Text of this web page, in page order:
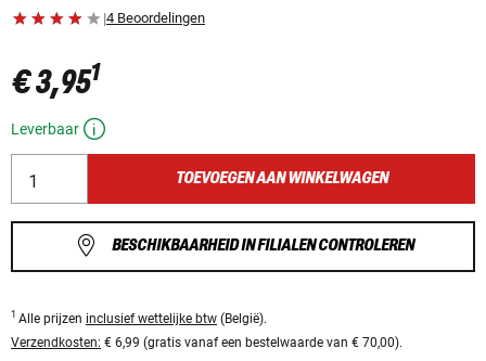
|4 Beoordelingen
€ 3,951
Leverbaar
TOEVOEGEN AAN WINKELWAGEN
BESCHIKBAARHEID IN FILIALEN CONTROLEREN
1 Alle prijzen inclusief wettelijke btw (België).
Verzendkosten: € 6,99 (gratis vanaf een bestelwaarde van € 70,00).